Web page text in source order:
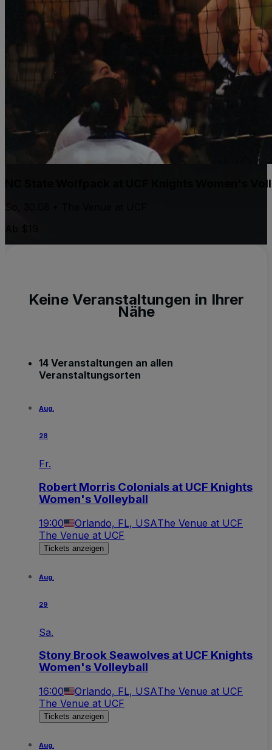
NC State Wolfpack at UCF Knights Women's
So, 30.08 • The Venue at UCF
Keine Veranstaltungen in Ihrer
Nähe
14 Veranstaltungen an allen
Veranstaltungsorten
Aug.
28
Fr.
Robert Morris Colonials at UCF Knights
Women's Volleyball
19:00 Orlando, FL, USAThe Venue at UCF
The Venue at UCF
Tickets anzeigen
Aug.
29
Sa.
Stony Brook Seawolves at UCF Knights
Women's Volleyball
16:00 Orlando, FL, USAThe Venue at UCF
The Venue at UCF
Tickets anzeigen
Aug.